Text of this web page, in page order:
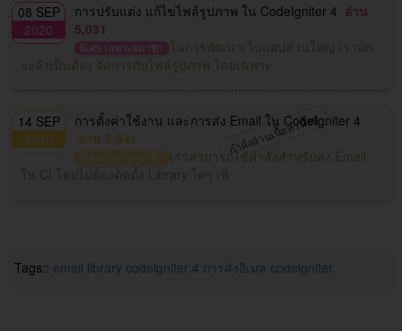
08 SEP
2020
การปรับแต่ง แก้ไขไฟล์รูปภาพ ใน CodeIgniter 4 อ่าน
5,031
พิเศษ เฉพาะสมาชิก
ในการพัฒนาเว็บแอปส่วนใหญ่ เรามัก
จะจำเป็นต้อง จัดการกับไฟล์รูปภาพ โดยเฉพาะ
กำลังอ่านเนื้อหานี้อยู่
14 SEP
2020
การตั้งค่าใช้งาน และการส่ง Email ใน CodeIgniter 4
อ่าน 5,941
พิเศษ เฉพาะสมาชิก
เราสามารถใช้คำสั่งสำหรับส่ง Email
ใน CI โดยไม่ต้องติดตั้ง Library ใดๆ เพิ
Tags:: email library codeigniter 4 การส่งอีเมล codeigniter